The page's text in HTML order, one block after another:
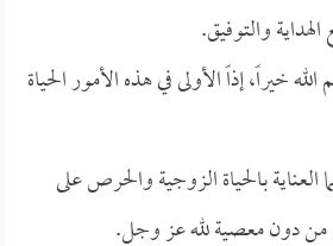
والتوفيق.
خيراً، إذاً الأولى في هذه الأمور الحياة
بالحياة الزوجية والحرص على
من دون معصية لله عز وجل.